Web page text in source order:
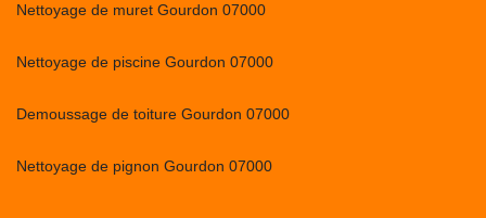
Nettoyage de muret Gourdon 07000
Nettoyage de piscine Gourdon 07000
Demoussage de toiture Gourdon 07000
Nettoyage de pignon Gourdon 07000